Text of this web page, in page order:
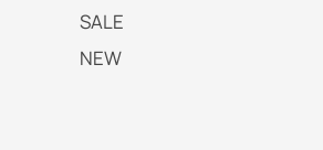
SALE
NEW